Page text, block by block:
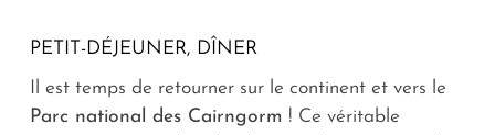
PETIT-DÉJEUNER, DÎNER
Il est temps de retourner sur le continent et vers le
Parc national des Cairngorm ! Ce véritable